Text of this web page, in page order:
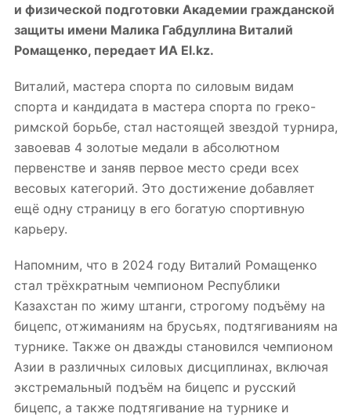
и физической подготовки Академии гражданской
защиты имени Малика Габдуллина Виталий
Ромащенко, передает ИА El.kz.
Виталий, мастера спорта по силовым видам
спорта и кандидата в мастера спорта по греко-
римской борьбе, стал настоящей звездой турнира,
завоевав 4 золотые медали в абсолютном
первенстве и заняв первое место среди всех
весовых категорий. Это достижение добавляет
ещё одну страницу в его богатую спортивную
карьеру.
Напомним, что в 2024 году Виталий Ромащенко
стал трёхкратным чемпионом Республики
Казахстан по жиму штанги, строгому подъёму на
бицепс, отжиманиям на брусьях, подтягиваниям на
турнике. Также он дважды становился чемпионом
Азии в различных силовых дисциплинах, включая
экстремальный подъём на бицепс и русский
бицепс, а также подтягивание на турнике и